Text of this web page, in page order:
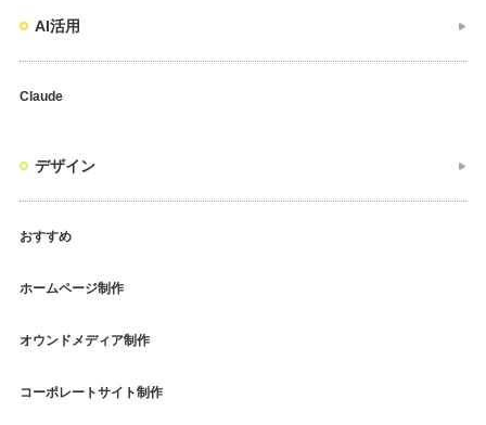
AI活用
Claude
デザイン
おすすめ
ホームページ制作
オウンドメディア制作
コーポレートサイト制作